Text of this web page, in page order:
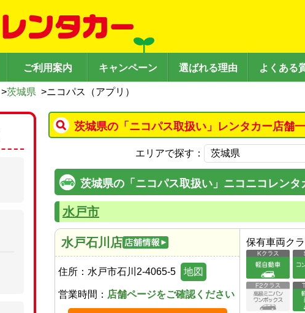
ご利用案内 キャンペーン 選ばれる理由 よくある
>茨城県 >ニコパス（アプリ）
茨城県の「ニコパス取扱い」レンタカー店舗
エリアで探す：
茨城県の「ニコパス取扱い」ニコニコレンタ
水戸市
水戸石川店
住所： 水戸市石川2-4065-5 地図
営業時間： 店舗ページをご確認ください
保有車両ク